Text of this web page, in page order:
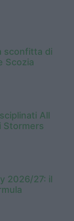
sconfitta di
Scozia
All
Stormers
2026/27: il